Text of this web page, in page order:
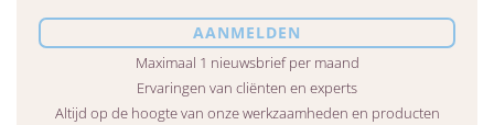
Maximaal 1 nieuwsbrief per maand
Ervaringen van cliënten en experts
Altijd op de hoogte van onze werkzaamheden en producten